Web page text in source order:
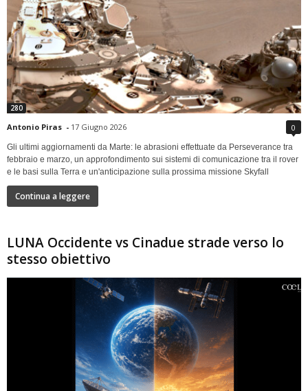
280
Antonio Piras - 17 Giugno 2026 0
Gli ultimi aggiornamenti da Marte: le abrasioni effettuate da Perseverance tra
febbraio e marzo, un approfondimento sui sistemi di comunicazione tra il rover
e le basi sulla Terra e un'anticipazione sulla prossima missione Skyfall
Continua a leggere
LUNA Occidente vs Cinadue strade verso lo
stesso obiettivo